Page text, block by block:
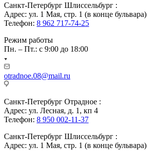
Санкт-Петербург Шлиссельбург :
Адрес: ул. 1 Мая, стр. 1 (в конце бульвара)
Телефон: 8 962 717-74-25
Режим работы
Пн. – Пт.: с 9:00 до 18:00
otradnoe.08@mail.ru
Санкт-Петербург Отрадное :
Адрес: ул. Лесная, д. 1, кп 4
Телефон: 8 950 002-11-37
Санкт-Петербург Шлиссельбург :
Адрес: ул. 1 Мая, стр. 1 (в конце бульвара)